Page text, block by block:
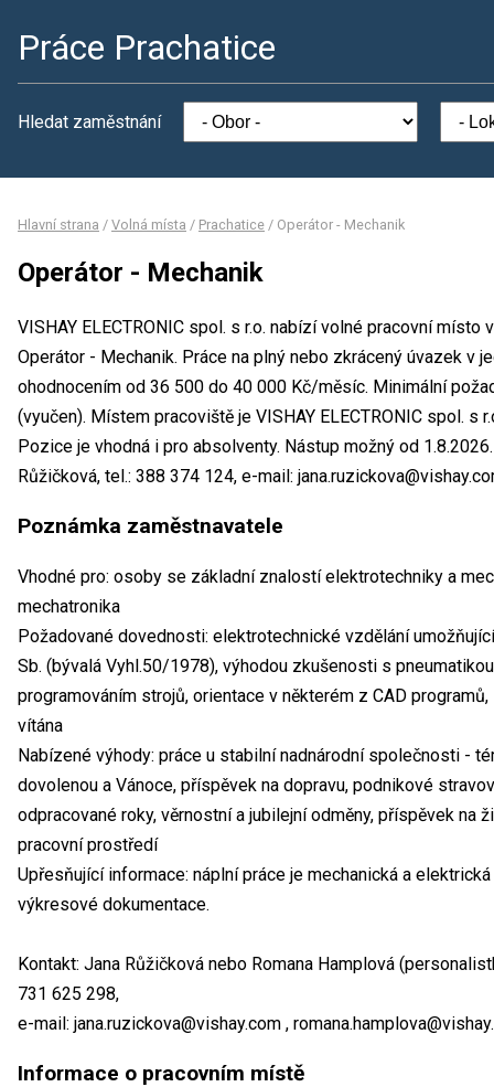
Práce Prachatice
Hledat zaměstnání
Hlavní strana / Volná místa / Prachatice / Operátor - Mechanik
Operátor - Mechanik
VISHAY ELECTRONIC spol. s r.o. nabízí volné pracovní
Operátor - Mechanik. Práce na plný nebo zkrácený úvazek v
ohodnocením od 36 500 do 40 000 Kč/měsíc. Minimální
(vyučen). Místem pracoviště je VISHAY ELECTRONIC spol. s
Pozice je vhodná i pro absolventy. Nástup možný od
Růžičková, tel.: 388 374 124, e-mail:
Poznámka zaměstnavatele
Vhodné pro: osoby se základní znalostí elektrotechniky a
mechatronika
Požadované dovednosti: elektrotechnické vzdělání
Sb. (bývalá Vyhl.50/1978), výhodou zkušenosti s
programováním strojů, orientace v některém z CAD
vítána
Nabízené výhody: práce u stabilní nadnárodní společnosti -
dovolenou a Vánoce, příspěvek na dopravu, podnikové
odpracované roky, věrnostní a jubilejní odměny, příspěvek na
pracovní prostředí
Upřesňující informace: náplní práce je mechanická a
výkresové dokumentace.
Kontakt: Jana Růžičková nebo Romana Hamplová
731 625 298,
e-mail: jana.ruzickova@vishay.com ,
Informace o pracovním místě